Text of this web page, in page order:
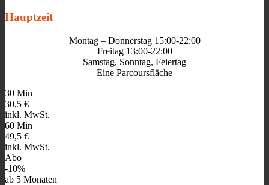
Hauptzeit
Montag – Donnerstag 15:00-22:00
Freitag 13:00-22:00
Samstag, Sonntag, Feiertag
Eine Parcoursfläche
30 Min
30,5 €
inkl. MwSt.
60 Min
49,5 €
inkl. MwSt.
Abo
-10%
ab 5 Monaten